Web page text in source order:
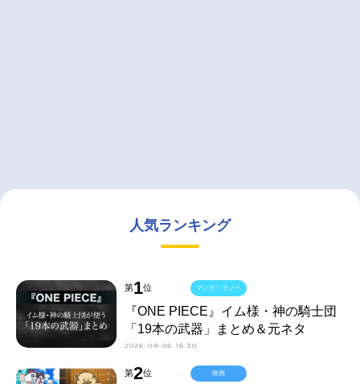
人気ランキング
第1位
『ONE PIECE』イム様・神の騎士団
「19本の武器」まとめ＆元ネタ
2026-08-06 16:30
マンガ・ラノベ
第2位 映画